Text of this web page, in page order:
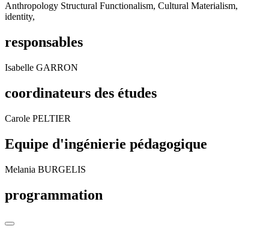
Anthropology Structural Functionalism, Cultural Materialism,
identity,
responsables
Isabelle GARRON
coordinateurs des études
Carole PELTIER
Equipe d'ingénierie pédagogique
Melania BURGELIS
programmation